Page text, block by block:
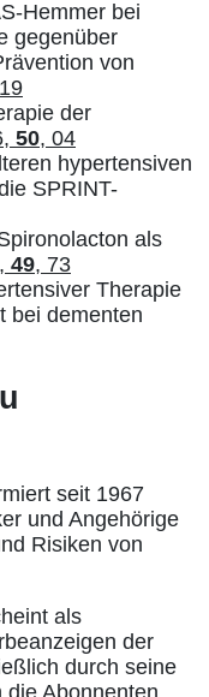
Hemmer bei
gegenüber
von
der
50, 04
hypertensiven
SPRINT-
als
49, 73
Therapie
bei dementen
seit 1967
und Angehörige
Risiken von
als
der
durch seine
Abonnenten,